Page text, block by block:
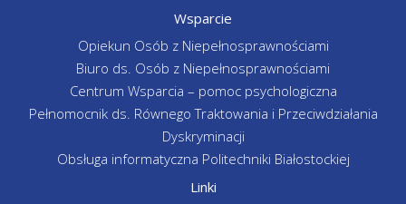
Wsparcie
Opiekun Osób z Niepełnosprawnościami
Biuro ds. Osób z Niepełnosprawnościami
Centrum Wsparcia – pomoc psychologiczna
Pełnomocnik ds. Równego Traktowania i Przeciwdziałania
Dyskryminacji
Obsługa informatyczna Politechniki Białostockiej
Linki